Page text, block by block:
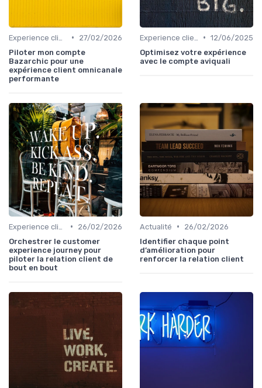
•
27/02/2026
Piloter mon compte
Bazarchic pour une
expérience client omnicanale
performante
• 12/06/2025
Optimisez votre expérience
avec le compte aviquali
•
26/02/2026
Orchestrer le customer
experience journey pour
piloter la relation client de
bout en bout
Actualité •
26/02/2026
Identifier chaque point
d’amélioration pour
renforcer la relation client